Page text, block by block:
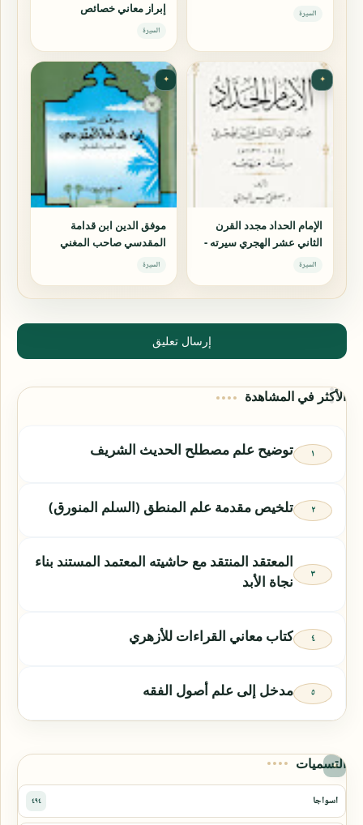
السيرة
إبراز معاني خصائص
المصطفى التي في الروضة
السيرة
✦
الإمام الحداد مجدد القرن
الثاني عشر الهجري سيرته -
منهجه
السيرة
✦
موفق الدين ابن قدامة
المقدسي صاحب المغني
السيرة
إرسال تعليق
الأكثر في المشاهدة
توضيح علم مصطلح الحديث الشريف
تلخيص مقدمة علم المنطق (السلم المنورق)
المعتقد المنتقد مع حاشيته المعتمد المستند بناء
نجاة الأبد
كتاب معاني القراءات للأزهري
مدخل إلى علم أصول الفقه
التسميات